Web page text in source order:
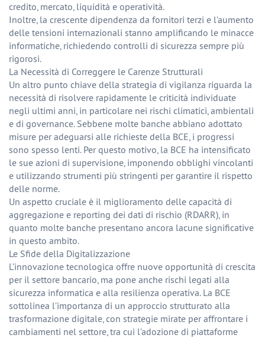
credito, mercato, liquidità e operatività.
Inoltre, la crescente dipendenza da fornitori terzi e l’aumento
delle tensioni internazionali stanno amplificando le minacce
informatiche, richiedendo controlli di sicurezza sempre più
rigorosi.
La Necessità di Correggere le Carenze Strutturali
Un altro punto chiave della strategia di vigilanza riguarda la
necessità di risolvere rapidamente le criticità individuate
negli ultimi anni, in particolare nei rischi climatici, ambientali
e di governance. Sebbene molte banche abbiano adottato
misure per adeguarsi alle richieste della BCE, i progressi
sono spesso lenti. Per questo motivo, la BCE ha intensificato
le sue azioni di supervisione, imponendo obblighi vincolanti
e utilizzando strumenti più stringenti per garantire il rispetto
delle norme.
Un aspetto cruciale è il miglioramento delle capacità di
aggregazione e reporting dei dati di rischio (RDARR), in
quanto molte banche presentano ancora lacune significative
in questo ambito.
Le Sfide della Digitalizzazione
L’innovazione tecnologica offre nuove opportunità di crescita
per il settore bancario, ma pone anche rischi legati alla
sicurezza informatica e alla resilienza operativa. La BCE
sottolinea l’importanza di un approccio strutturato alla
trasformazione digitale, con strategie mirate per affrontare i
cambiamenti nel settore, tra cui l’adozione di piattaforme